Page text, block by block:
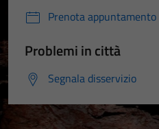
Prenota appuntamento
Problemi in città
Segnala disservizio